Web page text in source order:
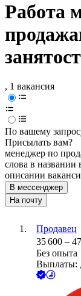
Работа
, 1 вакансия
По вашему
Присылать вам?
менеджер по
слова в
описании
В мессенджер
На почту
Продавец
35 600 –
Без опыта
Выплаты: